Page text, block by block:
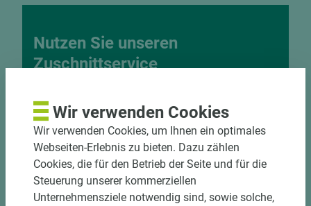
Nutzen Sie unseren
Zuschnittservice
und winkelgenau
Hohe und präzise Leistung durch
halbautomatische Beschickung
Einzelteiletikettierung auf Wunsch möglich
Materialschonende und kundengerechte
Verpackung der Fixmaße
Wir verwenden Cookies
Wir verwenden Cookies, um Ihnen ein optimales
Webseiten-Erlebnis zu bieten. Dazu zählen
Cookies, die für den Betrieb der Seite und für die
Steuerung unserer kommerziellen
Unternehmensziele notwendig sind, sowie solche,